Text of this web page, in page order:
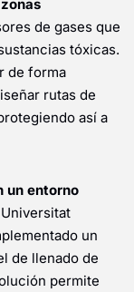
de gases que
tóxicas.
de forma
rutas de
así a
un entorno
un
de llenado de
permite